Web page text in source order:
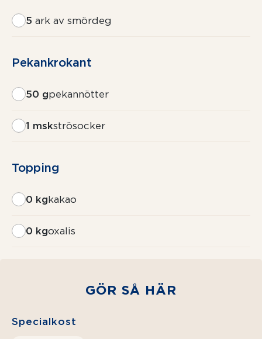
5 ark av smördeg
Pekankrokant
50 gpekannötter
1 mskströsocker
Topping
0 kgkakao
0 kgoxalis
GÖR SÅ HÄR
Specialkost